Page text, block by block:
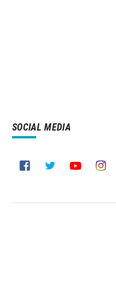
SOCIAL MEDIA